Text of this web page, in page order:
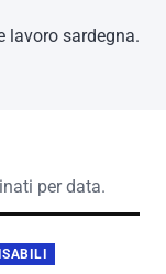
lavoro sardegna.
per data.